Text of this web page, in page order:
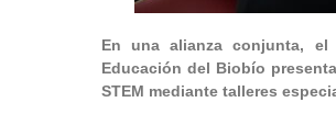
En una alianza conjunta, el
Educación del Biobío
STEM mediante talleres